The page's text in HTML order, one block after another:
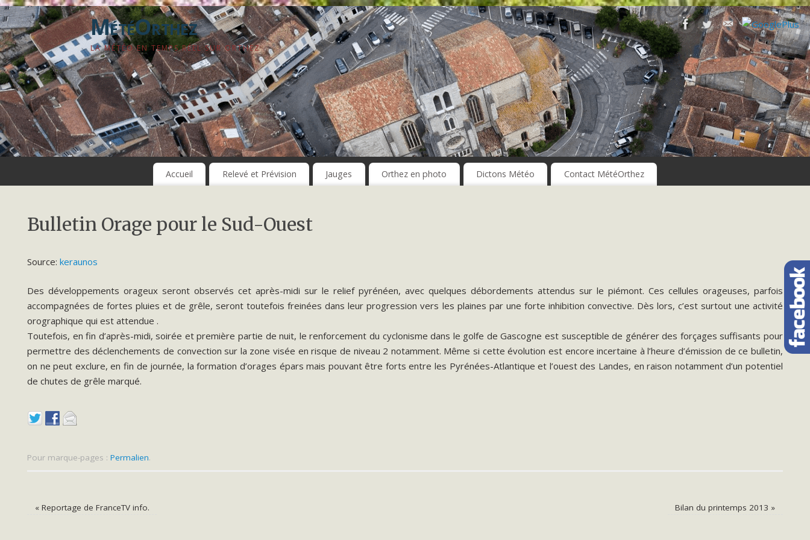
MétéOrthez
LA MÉTÉO EN TEMPS RÉEL SUR ORTHEZ
Accueil Relevé et Prévision Jauges Orthez en photo Dictons Météo Contact MétéOrthez
Bulletin Orage pour le Sud-Ouest
Source: keraunos
Des développements orageux seront observés cet après-midi sur le relief pyrénéen, avec quelques débordements attendus sur le piémont. Ces cellules orageuses, parfois
accompagnées de fortes pluies et de grêle, seront toutefois freinées dans leur progression vers les plaines par une forte inhibition convective. Dès lors, c’est surtout une activité
orographique qui est attendue .
Toutefois, en fin d’après-midi, soirée et première partie de nuit, le renforcement du cyclonisme dans le golfe de Gascogne est susceptible de générer des forçages suffisants pour
permettre des déclenchements de convection sur la zone visée en risque de niveau 2 notamment. Même si cette évolution est encore incertaine à l’heure d’émission de ce bulletin,
on ne peut exclure, en fin de journée, la formation d’orages épars mais pouvant être forts entre les Pyrénées-Atlantique et l’ouest des Landes, en raison notamment d’un potentiel
de chutes de grêle marqué.
Pour marque-pages : Permalien.
«Reportage de FranceTV info. Bilan du printemps 2013 »